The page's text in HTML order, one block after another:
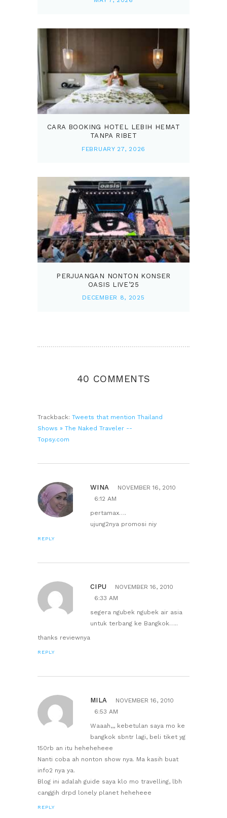
CARA BOOKING HOTEL LEBIH HEMAT
TANPA RIBET
FEBRUARY 27, 2026
PERJUANGAN NONTON KONSER
OASIS LIVE’25
DECEMBER 8, 2025
40 COMMENTS
Trackback: Tweets that mention Thailand
Shows » The Naked Traveler --
Topsy.com
WINA
NOVEMBER 16, 2010
6:12 AM
pertamax….
ujung2nya promosi niy
REPLY
CIPU
NOVEMBER 16, 2010
6:33 AM
segera ngubek ngubek air asia
untuk terbang ke Bangkok…..
thanks reviewnya
REPLY
MILA
NOVEMBER 16, 2010
6:53 AM
Waaah,,, kebetulan saya mo ke
bangkok sbntr lagi, beli tiket yg
150rb an itu heheheheee
Nanti coba ah nonton show nya. Ma kasih buat
info2 nya ya.
Blog ini adalah guide saya klo mo travelling, lbh
canggih drpd lonely planet heheheee
REPLY